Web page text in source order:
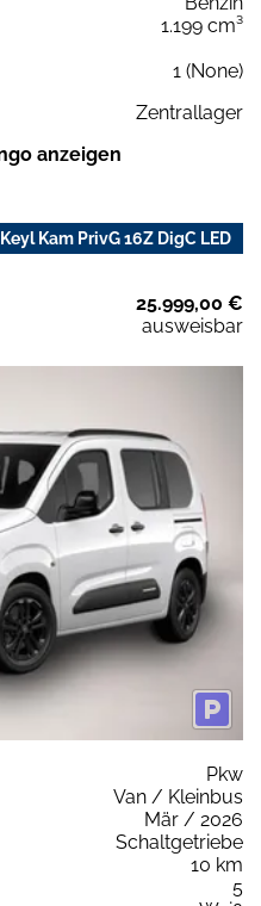
1.199 cm³
1 (None)
Zentrallager
anzeigen
Kam PrivG 16Z DigC LED
25.999,00 €
ausweisbar
Pkw
Van / Kleinbus
Mär / 2026
Schaltgetriebe
10 km
5